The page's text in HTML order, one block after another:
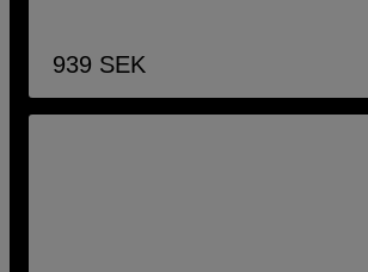
939 SEK